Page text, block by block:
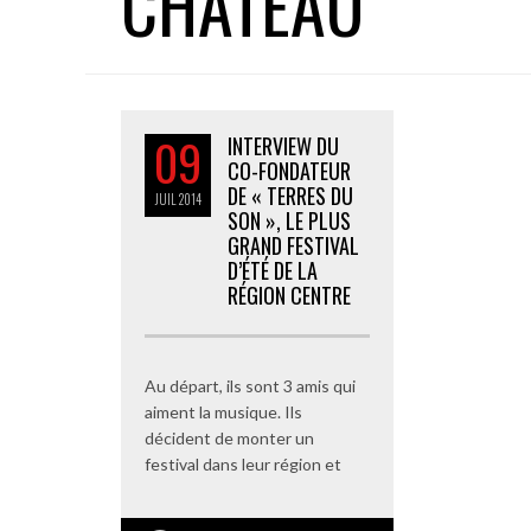
09
JUIL 2014
INTERVIEW DU
CO-FONDATEUR
DE « TERRES DU
SON », LE PLUS
GRAND FESTIVAL
D’ÉTÉ DE LA
RÉGION CENTRE
Au départ, ils sont 3 amis qui
aiment la musique. Ils
décident de monter un
festival dans leur région et